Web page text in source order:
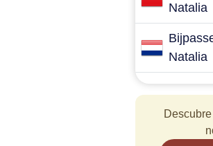
Natalia
Natalia